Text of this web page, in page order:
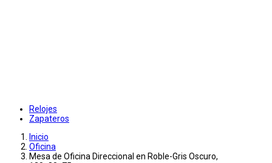
Relojes
Zapateros
Inicio
Oficina
Mesa de Oficina Direccional en Roble-Gris Oscuro,